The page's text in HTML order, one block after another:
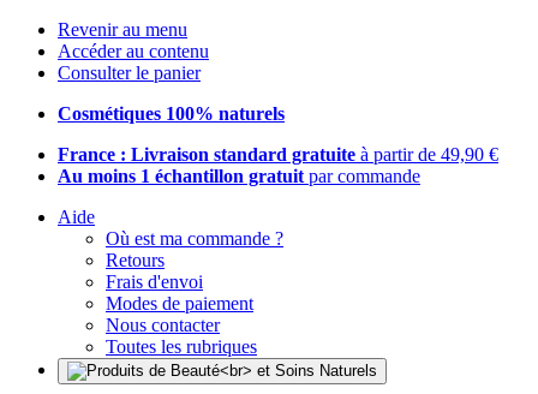
Revenir au menu
Accéder au contenu
Consulter le panier
Cosmétiques 100% naturels
France : Livraison standard gratuite à partir de 49,90 €
Au moins 1 échantillon gratuit par commande
Aide
Où est ma commande ?
Retours
Frais d'envoi
Modes de paiement
Nous contacter
Toutes les rubriques